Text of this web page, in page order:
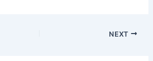
NEXT